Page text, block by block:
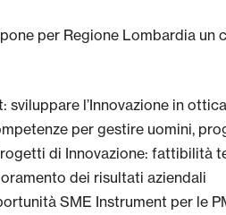
per Regione Lombardia
sviluppare l’Innovazione in
per gestire uomini,
di Innovazione: fattibilità
dei risultati aziendali
SME Instrument per le